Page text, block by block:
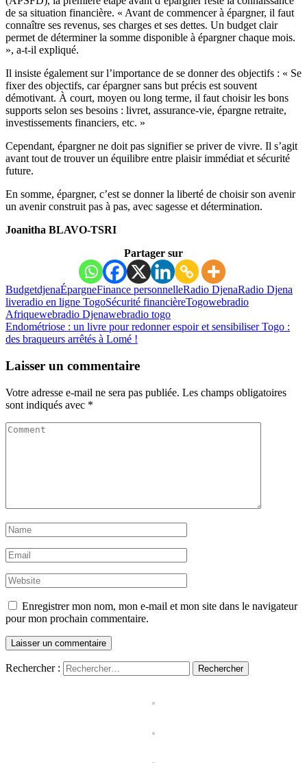
de sa situation financière. « Avant de commencer à épargner, il faut
connaître ses revenus, ses charges et ses dettes. Un budget clair
permet de déterminer la somme disponible à épargner chaque mois.
», a-t-il expliqué.
Il insiste également sur l’importance de se donner des objectifs : « Se
fixer des objectifs, car épargner sans but précis est souvent
démotivant. À court, moyen ou long terme, il faut choisir les bons
supports selon ses besoins : livret, assurance-vie, épargne retraite,
investissements financiers, etc. »
Cependant, épargner ne doit pas signifier se priver de vivre. Il s’agit
avant tout de trouver un équilibre entre plaisir immédiat et sécurité
future.
En somme, épargner, c’est se donner la liberté de choisir son avenir
un avenir construit pas à pas, avec sagesse et détermination.
Joanitha BLAVO-TSRI
Partager sur
BudgetdjenaÉpargneFinance personnelleRadio DjenaRadio Djena
liveradio en ligne TogoSécurité financièreTogowebradio
Afriquewebradio Djenawebradio togo
Endométriose : un livre pour redonner espoir et sensibiliserTogo :
des braqueurs arrêtés à Lomé !
Laisser un commentaire
Votre adresse e-mail ne sera pas publiée. Les champs obligatoires
sont indiqués avec *
Enregistrer mon nom, mon e-mail et mon site dans le navigateur
pour mon prochain commentaire.
Rechercher :